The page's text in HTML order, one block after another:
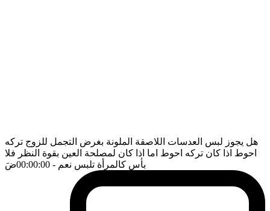
هل يجوز لبس العدسات اللاصقة الملونة بغرض التجمل للزوج تركه
احوط اذا كان تركه احوط اما اذا كان لمصلحة العين بقوة النظر فلا
بأس كالمرأة تلبس نعم - 00:00:00 ضَ